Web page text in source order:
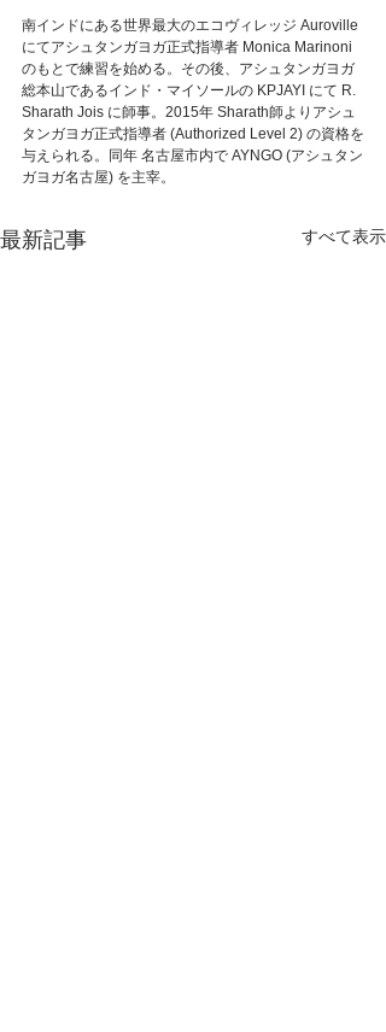
南インドにある世界最大のエコヴィレッジ Auroville
にてアシュタンガヨガ正式指導者 Monica Marinoni
のもとで練習を始める。その後、アシュタンガヨガ
総本山であるインド・マイソールの KPJAYI にて R.
Sharath Jois に師事。2015年 Sharath師よりアシュ
タンガヨガ正式指導者 (Authorized Level 2) の資格を
与えられる。同年 名古屋市内で AYNGO (アシュタン
ガヨガ名古屋) を主宰。
最新記事 すべて表示